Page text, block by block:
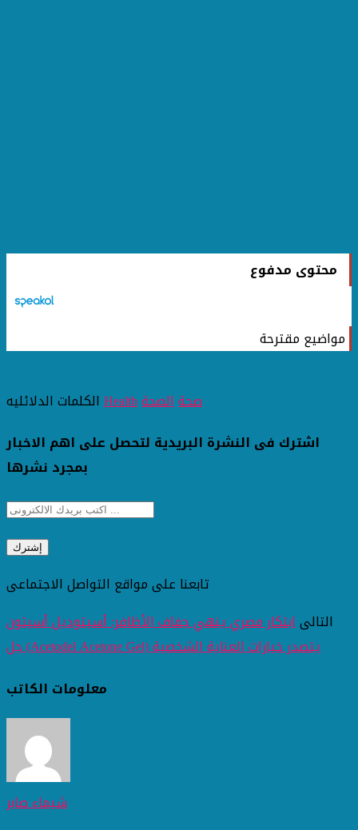
محتوى مدفوع
مواضيع مقترحة
الكلمات الدلائليه Health صحةالصحة
اشترك فى النشرة البريدية لتحصل على اهم الاخبار
بمجرد نشرها
تابعنا على مواقع التواصل الاجتماعى
التالىابتكار مصري ينهي جفاف الأظافر: أسيتوديل أسيتون
جل (Acetodel Acetone Gel) يتصدر خيارات العناية الشخصية
معلومات الكاتب
شيماء صابر